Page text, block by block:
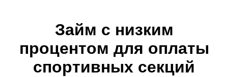
Займ с низким
процентом для оплаты
спортивных секций